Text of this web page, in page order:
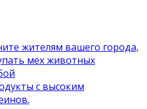
жителям вашего города,
мех животных
с высоким